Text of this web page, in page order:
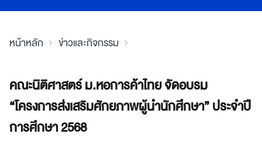
หน้าหลัก ข่าวและกิจกรรม
คณะนิติศาสตร์ ม.หอการค้าไทย จัดอบรม
“โครงการส่งเสริมศักยภาพผู้นำนักศึกษา” ประจำปี
การศึกษา 2568